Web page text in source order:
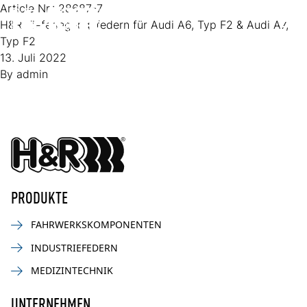
Zum Inhalt springen
Article Nr.: 28687-7
H&R Tieferlegungsfedern für Audi A6, Typ F2 & Audi A7,
Typ F2
13. Juli 2022
By admin
PRODUKTE
FAHRWERKSKOMPONENTEN
INDUSTRIEFEDERN
MEDIZINTECHNIK
UNTERNEHMEN